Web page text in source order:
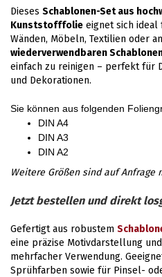
Dieses Schablonen-Set aus
Kunststofffolie eignet sich ideal
Wänden, Möbeln, Textilien oder
wiederverwendbaren
einfach zu reinigen – perfekt für
und Dekorationen.
Sie können aus folgenden
DIN A4
DIN A3
DIN A2
Weitere Größen sind auf Anfrage
Jetzt bestellen und direkt
Gefertigt aus robustem
eine präzise Motivdarstellung
mehrfacher Verwendung.
Sprühfarben sowie für Pinsel-